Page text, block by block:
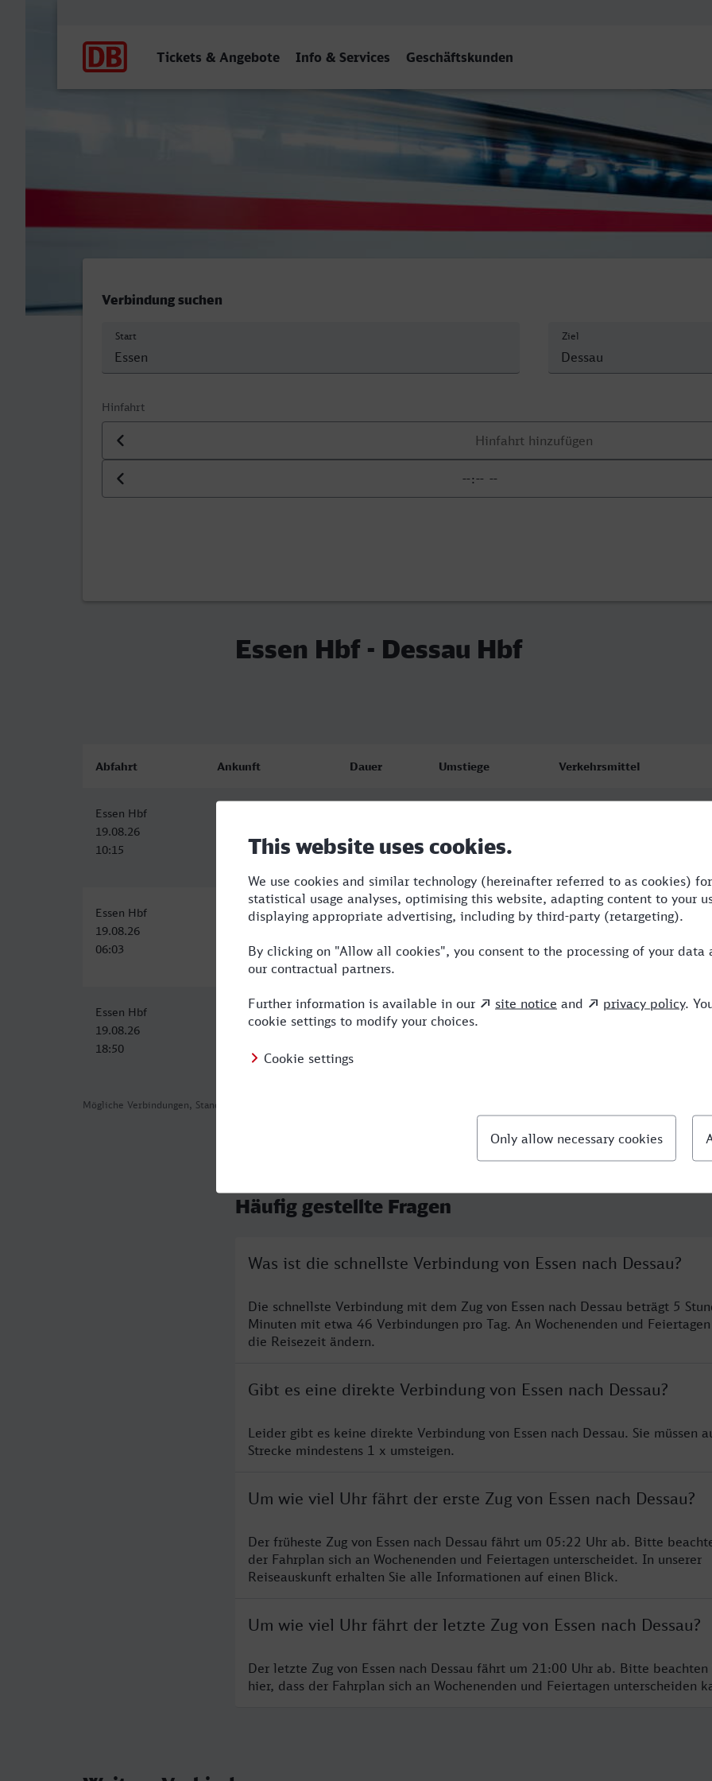
Tickets & Angebote Info & Services Geschäftskunden
Verbindung suchen
Start Ziel
Hinfahrt
Datum der Hinfahrt
Uhrzeit der Hinfahrt
Essen Hbf - Dessau Hbf
Mögliche Verbindungen, Stand: 2026-08-05 10:07
Abfahrt Ankunft Dauer Umstiege Verkehrsmittel
Essen Hbf
19.08.26
10:15
Essen Hbf
19.08.26
06:03
Dessau Hbf
6:46 2 RB,ICE
Essen Hbf
19.08.26
18:50
Dessau Hbf
20.08.26
11:09 2 RE,ICE
Häufig gestellte Fragen
Was ist die schnellste Verbindung von Essen nach Dessau?
Die schnellste Verbindung mit dem Zug von Essen nach Dessau beträgt 5
Minuten mit etwa 46 Verbindungen pro Tag. An Wochenenden und
die Reisezeit ändern.
Gibt es eine direkte Verbindung von Essen nach Dessau?
Leider gibt es keine direkte Verbindung von Essen nach Dessau. Sie müssen
Strecke mindestens 1 x umsteigen.
Um wie viel Uhr fährt der erste Zug von Essen nach Dessau?
Der früheste Zug von Essen nach Dessau fährt um 05:22 Uhr ab. Bitte
der Fahrplan sich an Wochenenden und Feiertagen unterscheidet. In unserer
Reiseauskunft erhalten Sie alle Informationen auf einen Blick.
Um wie viel Uhr fährt der letzte Zug von Essen nach Dessau?
Der letzte Zug von Essen nach Dessau fährt um 21:00 Uhr ab. Bitte beachten
hier, dass der Fahrplan sich an Wochenenden und Feiertagen unterscheiden